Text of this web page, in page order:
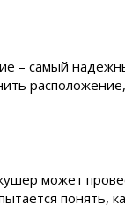
– самый
может
понять,